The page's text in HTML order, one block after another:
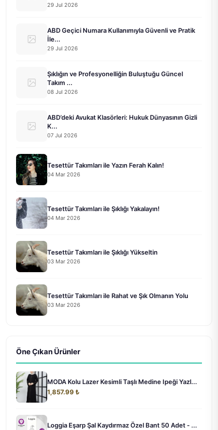
29 Jul 2026
ABD Geçici Numara Kullanımıyla Güvenli ve Pratik
İle...
29 Jul 2026
Şıklığın ve Profesyonelliğin Buluştuğu Güncel
Takım ...
08 Jul 2026
ABD’deki Avukat Klasörleri: Hukuk Dünyasının Gizli
K...
07 Jul 2026
Tesettür Takımları ile Yazın Ferah Kalın!
04 Mar 2026
Tesettür Takımları ile Şıklığı Yakalayın!
04 Mar 2026
Tesettür Takımları ile Şıklığı Yükseltin
03 Mar 2026
Tesettür Takımları ile Rahat ve Şık Olmanın Yolu
03 Mar 2026
Öne Çıkan Ürünler
MODA Kolu Lazer Kesimli Taşlı Medine Ipeği Yazl...
1,857.99 ₺
Loggia Eşarp Şal Kaydırmaz Özel Bant 50 Adet - ...